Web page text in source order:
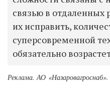
связью в отдаленных
их исправить,
суперсовременной
обязательно
Реклама. АО «Назаровагроснаб».